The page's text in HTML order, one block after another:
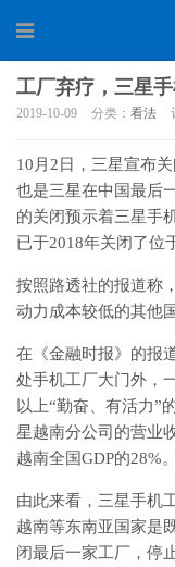
工厂弃疗，三星
2019-10-09 分类： 看法
10月2日，三星宣布
也是三星在中国最后
的关闭预示着三星手
已于2018年关闭了位
按照路透社的报道称
动力成本较低的其他
在《金融时报》的报
处手机工厂大门外，
以上“勤奋、有活力”
星越南分公司的营业
越南全国GDP的28%。
由此来看，三星手机
越南等东南亚国家是
闭最后一家工厂，停